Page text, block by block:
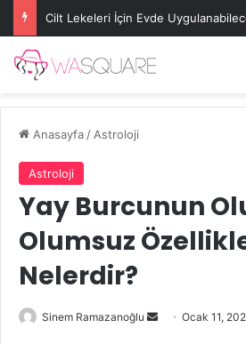
Cilt Lekeleri İçin Evde
Anasayfa/Astroloji
Astroloji
Yay Burcunun
Olumsuz
Nelerdir?
Sinem Ramazanoğlu
Bir
Ocak 11,